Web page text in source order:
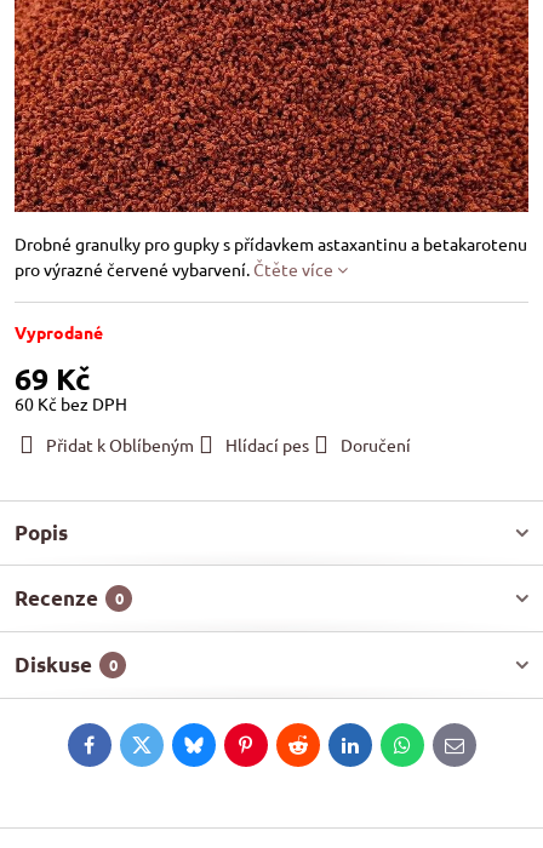
Drobné granulky pro gupky s přídavkem astaxantinu a betakarotenu
pro výrazné červené vybarvení.Čtěte více
Vyprodané
69 Kč
60 Kč bez DPH
Přidat k Oblíbeným
Hlídací pes Doručení
Popis
Recenze 0
Diskuse 0
FacebookTwitterBlueskyPinterestRedditLinkedInWhatsApp
E-
mail